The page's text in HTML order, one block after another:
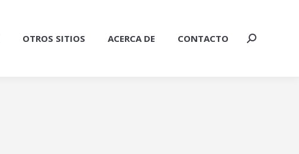
OTROS SITIOS ACERCA DE CONTACTO Buscar: